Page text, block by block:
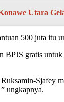
Utara
500 juta itu
BPJS gratis
Sjafey
ungkapnya.